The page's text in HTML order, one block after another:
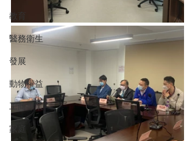
教育
醫務衛生
發展
動物權益
工商專業
家庭